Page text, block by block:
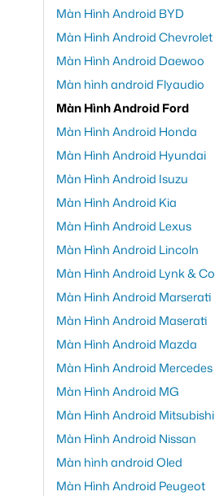
Màn Hình Android BYD
Màn Hình Android Chevrolet
Màn Hình Android Daewoo
Màn hình android Flyaudio
Màn Hình Android Ford
Màn Hình Android Honda
Màn Hình Android Hyundai
Màn Hình Android Isuzu
Màn Hình Android Kia
Màn Hình Android Lexus
Màn Hình Android Lincoln
Màn Hình Android Lynk & Co
Màn Hình Android Marserati
Màn Hình Android Maserati
Màn Hình Android Mazda
Màn Hình Android Mercedes
Màn Hình Android MG
Màn Hình Android Mitsubishi
Màn Hình Android Nissan
Màn hình android Oled
Màn Hình Android Peugeot